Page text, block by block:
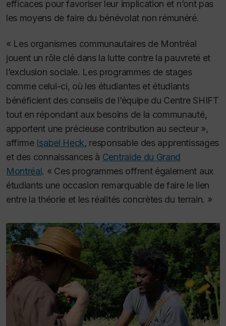
efficaces pour favoriser leur implication et n’ont pas
les moyens de faire du bénévolat non rémunéré.
« Les organismes communautaires de Montréal
jouent un rôle clé dans la lutte contre la pauvreté et
l’exclusion sociale. Les programmes de stages
comme celui-ci, où les étudiantes et étudiants
bénéficient des conseils de l’équipe du Centre SHIFT
tout en répondant aux besoins de la communauté,
apportent une précieuse contribution au secteur »,
affirme Isabel Heck, responsable des apprentissages
et des connaissances à Centraide du Grand
Montréal. « Ces programmes offrent également aux
étudiants une occasion remarquable de faire le lien
entre la théorie et les réalités concrètes du terrain. »